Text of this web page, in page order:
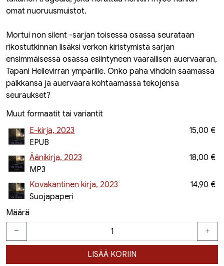
omat nuoruusmuistot.
Mortui non silent -sarjan toisessa osassa seurataan
rikostutkinnan lisäksi verkon kiristymistä sarjan
ensimmäisessä osassa esiintyneen vaarallisen auervaaran,
Tapani Hellevirran ympärille. Onko paha vihdoin saamassa
palkkansa ja auervaara kohtaamassa tekojensa
seuraukset?
Muut formaatit tai variantit
E-kirja, 2023
EPUB
15,00 €
Äänikirja, 2023
MP3
18,00 €
Kovakantinen kirja, 2023
Suojapaperi
14,90 €
Määrä
LISÄÄ KORIIN